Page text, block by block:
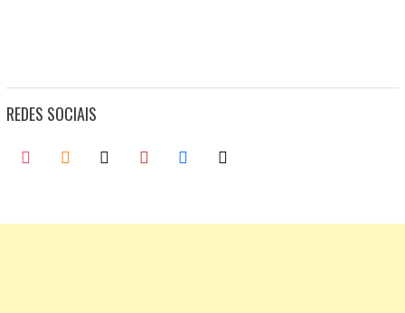
REDES SOCIAIS